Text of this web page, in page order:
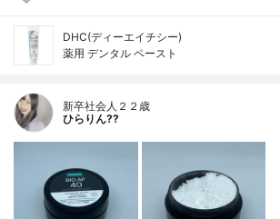
DHC(ディーエイチシー)
薬用 デンタル ペースト
新卒社会人２２歳
ひらりん??